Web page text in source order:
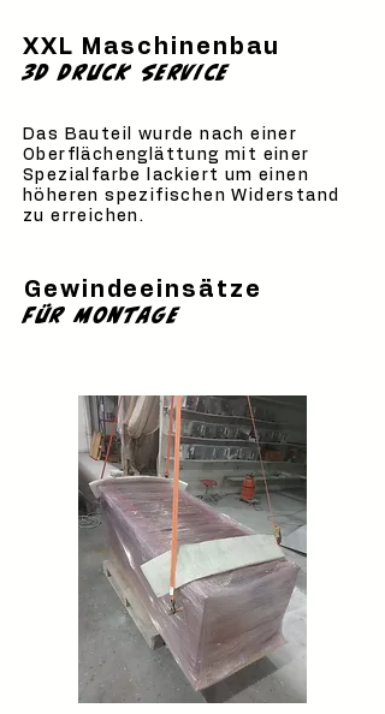
XXL Maschinenbau
3D Druck service
Das Bauteil wurde nach einer
Oberflächenglättung mit einer
Spezialfarbe lackiert um einen
höheren spezifischen Widerstand
zu erreichen.
Gewindeeinsätze
für montage